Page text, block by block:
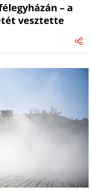
– a
vesztette